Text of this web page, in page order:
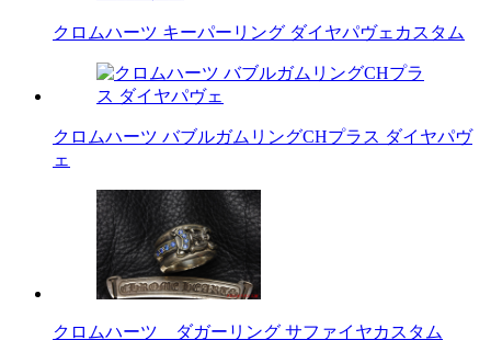
クロムハーツ キーパーリング ダイヤパヴェカスタム
クロムハーツ バブルガムリングCHプラス ダイヤパヴ
ェ
クロムハーツ ダガーリング サファイヤカスタム